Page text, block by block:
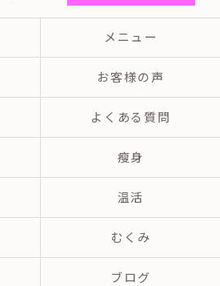
メニュー
お客様の声
よくある質問
瘦身
温活
むくみ
ブログ